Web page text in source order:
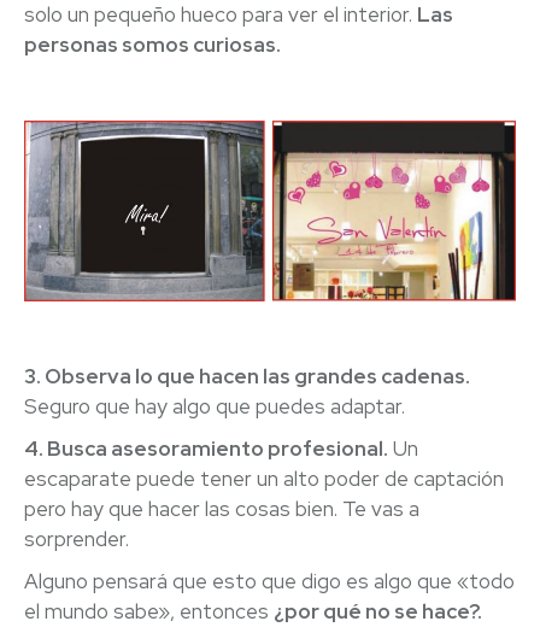
solo un pequeño hueco para ver el interior. Las
personas somos curiosas.
3. Observa lo que hacen las grandes cadenas.
Seguro que hay algo que puedes adaptar.
4. Busca asesoramiento profesional. Un
escaparate puede tener un alto poder de captación
pero hay que hacer las cosas bien. Te vas a
sorprender.
Alguno pensará que esto que digo es algo que «todo
el mundo sabe», entonces ¿por qué no se hace?.